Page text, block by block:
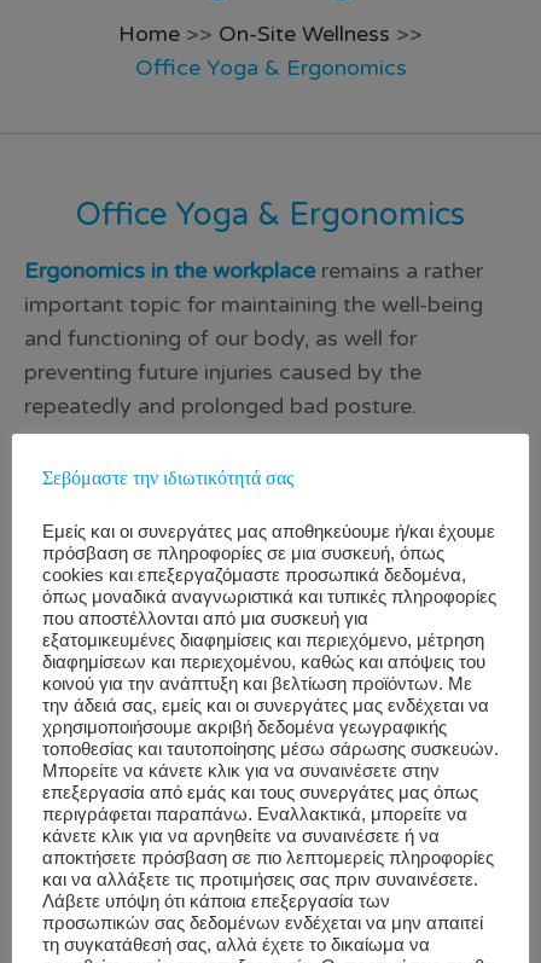
Home >> On-Site Wellness >>
Office Yoga & Ergonomics
Office Yoga & Ergonomics
Ergonomics in the workplaceremains a rather
important topic for maintaining the well-being
and functioning of our body, as well for
preventing future injuries caused by the
repeatedly and prolonged bad posture.
Why Do it?
We all know that sitting on our desk >6 hours
causes lower back, neck, shoulder and hip pain.
We spent an average of 70% of our time on the
chair, with 64% of the people who are suffering
from back pain feeling like 21 years older.
Proper adjustment of our desk and posture of
our body enables us to:
Align our cervical spine
Improve overall body posture
Protect our spinal cord
Σεβόμαστε την ιδιωτικότητά σας
Εμείς και οι συνεργάτες μας αποθηκεύουμε ή/και έχουμε
πρόσβαση σε πληροφορίες σε μια συσκευή, όπως
cookies και επεξεργαζόμαστε προσωπικά δεδομένα,
όπως μοναδικά αναγνωριστικά και τυπικές πληροφορίες
που αποστέλλονται από μια συσκευή για
εξατομικευμένες διαφημίσεις και περιεχόμενο, μέτρηση
διαφημίσεων και περιεχομένου, καθώς και απόψεις του
κοινού για την ανάπτυξη και βελτίωση προϊόντων. Με
την άδειά σας, εμείς και οι συνεργάτες μας ενδέχεται να
χρησιμοποιήσουμε ακριβή δεδομένα γεωγραφικής
τοποθεσίας και ταυτοποίησης μέσω σάρωσης συσκευών.
Μπορείτε να κάνετε κλικ για να συναινέσετε στην
επεξεργασία από εμάς και τους συνεργάτες μας όπως
περιγράφεται παραπάνω. Εναλλακτικά, μπορείτε να
κάνετε κλικ για να αρνηθείτε να συναινέσετε ή να
αποκτήσετε πρόσβαση σε πιο λεπτομερείς πληροφορίες
και να αλλάξετε τις προτιμήσεις σας πριν συναινέσετε.
Λάβετε υπόψη ότι κάποια επεξεργασία των
προσωπικών σας δεδομένων ενδέχεται να μην απαιτεί
τη συγκατάθεσή σας, αλλά έχετε το δικαίωμα να